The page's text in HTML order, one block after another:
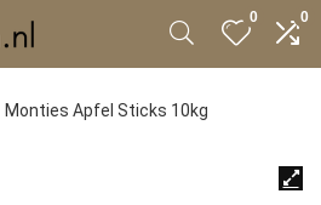
0 0
Monties Apfel Sticks 10kg